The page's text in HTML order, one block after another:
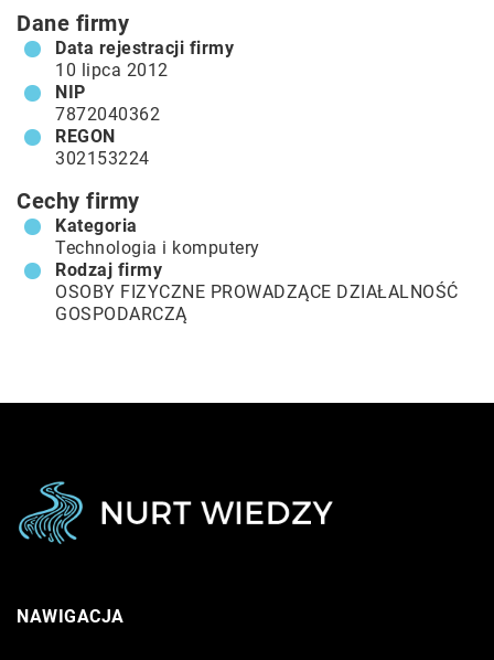
Dane firmy
Data rejestracji firmy
10 lipca 2012
NIP
7872040362
REGON
302153224
Cechy firmy
Kategoria
Technologia i komputery
Rodzaj firmy
OSOBY FIZYCZNE PROWADZĄCE DZIAŁALNOŚĆ
GOSPODARCZĄ
NAWIGACJA